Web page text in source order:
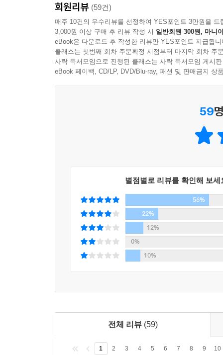
Unit 10 이중지문
실전모의고사 [Actual Test]
회원리뷰 (59건)
매주 10건의 우수리뷰를 선정하여 YES포인트 3만원을 드
3,000원 이상 구매 후 리뷰 작성 시 일반회원 300원, 마니
eBook은 다운로드 후 작성한 리뷰만 YES포인트 지급됩니
클래스는 첫번째 회차 주문확정 시점부터 마지막 회차 주
사락 독서모임으로 진행된 클래스는 사락 독서모임 게시
eBook 페이백, CD/LP, DVD/Blu-ray, 패션 및 판매금지 상
59
별점별로 리뷰를 확인해 보세
56%
22%
12%
0%
10%
전체 리뷰 (59)
1 2 3 4 5 6 7 8 9 10